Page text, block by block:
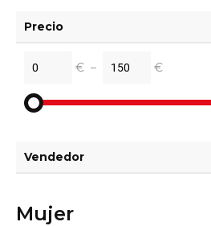
Precio
€ – €
Vendedor
Mujer